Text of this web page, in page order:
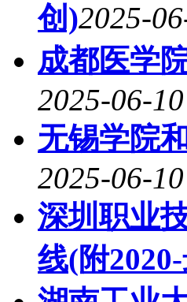
创)2025-
成都医学
2025-06-
无锡学院
2025-06-
深圳职业
线(附